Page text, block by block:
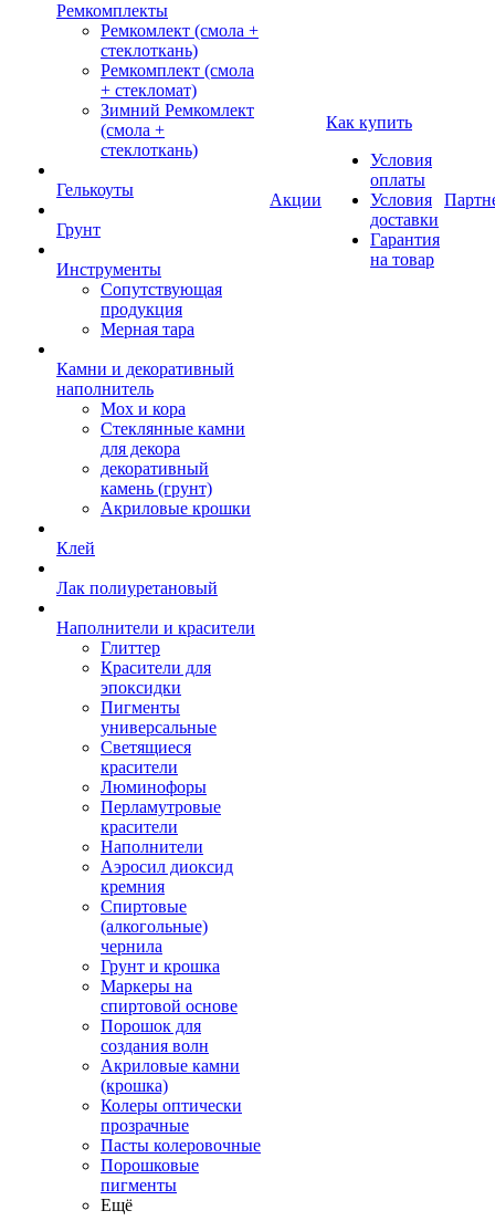
Ремкомплекты
Ремкомлект (смола +
стеклоткань)
Ремкомплект (смола
+ стекломат)
Зимний Ремкомлект
(смола +
стеклоткань)
Гелькоуты
Грунт
Инструменты
Сопутствующая
продукция
Мерная тара
Камни и декоративный
наполнитель
Мох и кора
Стеклянные камни
для декора
декоративный
камень (грунт)
Акриловые крошки
Клей
Лак полиуретановый
Наполнители и красители
Глиттер
Красители для
эпоксидки
Пигменты
универсальные
Светящиеся
красители
Люминофоры
Перламутровые
красители
Наполнители
Аэросил диоксид
кремния
Спиртовые
(алкогольные)
чернила
Грунт и крошка
Маркеры на
спиртовой основе
Порошок для
создания волн
Акриловые камни
(крошка)
Колеры оптически
прозрачные
Пасты колеровочные
Порошковые
пигменты
Ещё
Акции
Как купить
Условия
оплаты
Условия
доставки
Гарантия
на товар